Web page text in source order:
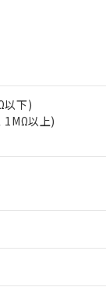
以下)
1MΩ以上)
標準価格(税抜)を
商品もあることを
の社内データに基
なる場合があるこ
様担当のオムロン
洩または開示しな
は、I-Webメンバ
な範囲で利用する
ジフェニルエーテル類
ンジル（BBP）
います。
す。
します。
示します。
臭化ジフェニルエーテ
タル酸ブチルベンジル)
ます。
に深刻な影響を及
める商品（以下｢
可(または役務取
輸出されないよう
はその他武器並び
の内容を当該第三
おそれがある場合
たはお客様担当